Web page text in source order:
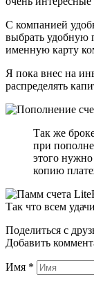
С компанией
выбрать удобную
именную карту
Я пока внес на
распределять
Так же
при
этого
копию
Так что всем
Поделиться с
Добавить
Имя *